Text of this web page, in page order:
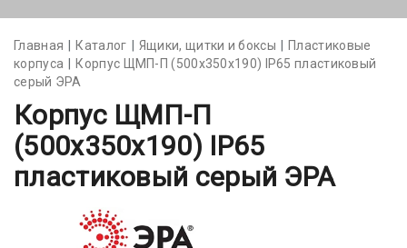
Главная Каталог Ящики, щитки и боксы
Пластиковые
корпуса
Корпус ЩМП-П (500х350х190) IP65 пластиковый
серый ЭРА
Корпус ЩМП-П
(500х350х190) IP65
пластиковый серый ЭРА